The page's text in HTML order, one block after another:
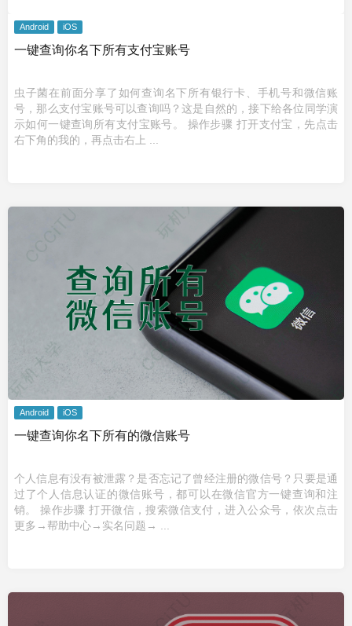
Android iOS
一键查询你名下所有支付宝账号
虫子菌在前面分享了如何查询名下所有银行卡、手机号和微信账
号，那么支付宝账号可以查询吗？这是自然的，接下给各位同学演
示如何一键查询所有支付宝账号。 操作步骤 打开支付宝，先点击
右下角的我的，再点击右上 ...
Android iOS
一键查询你名下所有的微信账号
个人信息有没有被泄露？是否忘记了曾经注册的微信号？只要是通
过了个人信息认证的微信账号，都可以在微信官方一键查询和注
销。 操作步骤 打开微信，搜索微信支付，进入公众号，依次点击
更多→帮助中心→实名问题→ ...